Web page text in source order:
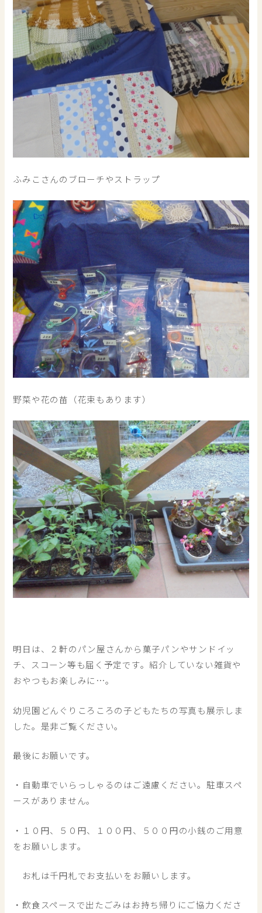
ふみこさんのブローチやストラップ
野菜や花の苗（花束もあります）
明日は、２軒のパン屋さんから菓子パンやサンドイッ
チ、スコーン等も届く予定です。紹介していない雑貨や
おやつもお楽しみに…。
幼児園どんぐりころころの子どもたちの写真も展示しま
した。是非ご覧ください。
最後にお願いです。
・自動車でいらっしゃるのはご遠慮ください。駐車スペ
ースがありません。
・１０円、５０円、１００円、５００円の小銭のご用意
をお願いします。
お札は千円札でお支払いをお願いします。
・飲食スペースで出たごみはお持ち帰りにご協力くださ